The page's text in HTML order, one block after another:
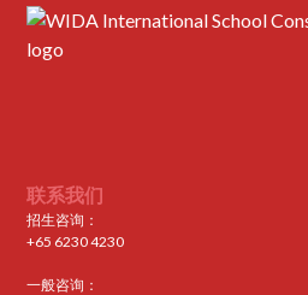
联系我们
招生咨询：
+65 6230 4230
一般咨询：